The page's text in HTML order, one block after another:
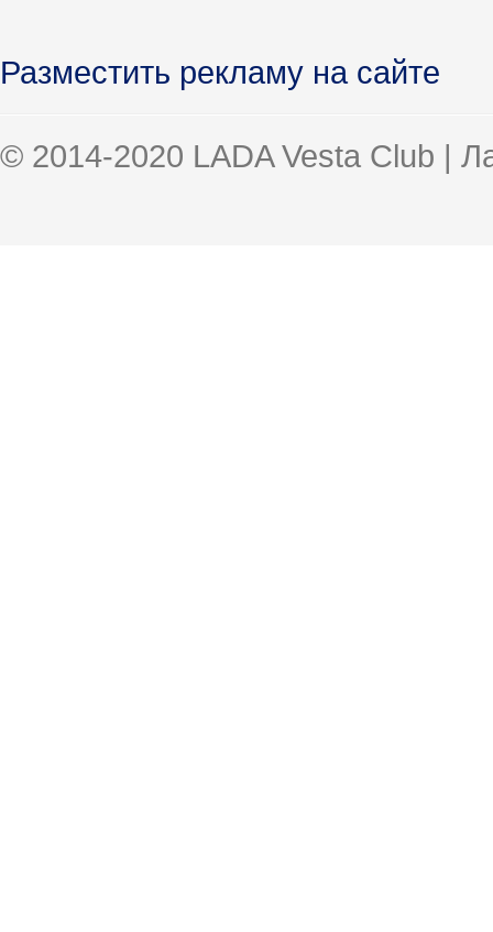
Разместить рекламу на сайте
© 2014-2020 LADA Vesta Club |